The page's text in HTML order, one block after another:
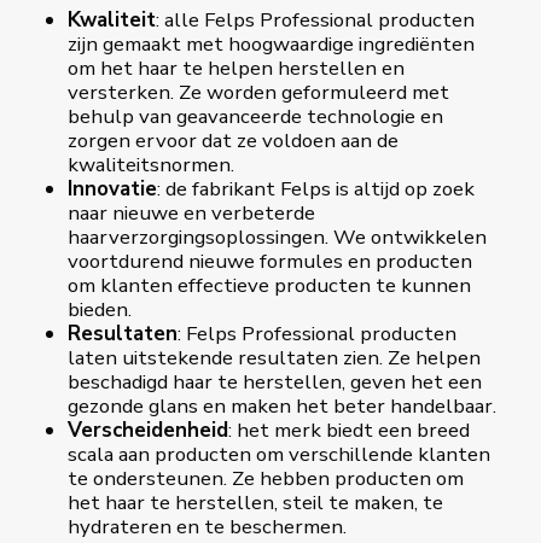
Kwaliteit: alle Felps Professional producten
zijn gemaakt met hoogwaardige ingrediënten
om het haar te helpen herstellen en
versterken. Ze worden geformuleerd met
behulp van geavanceerde technologie en
zorgen ervoor dat ze voldoen aan de
kwaliteitsnormen.
Innovatie: de fabrikant Felps is altijd op zoek
naar nieuwe en verbeterde
haarverzorgingsoplossingen. We ontwikkelen
voortdurend nieuwe formules en producten
om klanten effectieve producten te kunnen
bieden.
Resultaten: Felps Professional producten
laten uitstekende resultaten zien. Ze helpen
beschadigd haar te herstellen, geven het een
gezonde glans en maken het beter handelbaar.
Verscheidenheid: het merk biedt een breed
scala aan producten om verschillende klanten
te ondersteunen. Ze hebben producten om
het haar te herstellen, steil te maken, te
hydrateren en te beschermen.